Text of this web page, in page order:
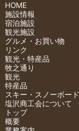
HOME
施設情報
宿泊施設
観光施設
グルメ・お買い物
リンク
観光・特産品
牧之通り
観光
特産品
スキー・スノーボード
塩沢商工会について
トップ
概要